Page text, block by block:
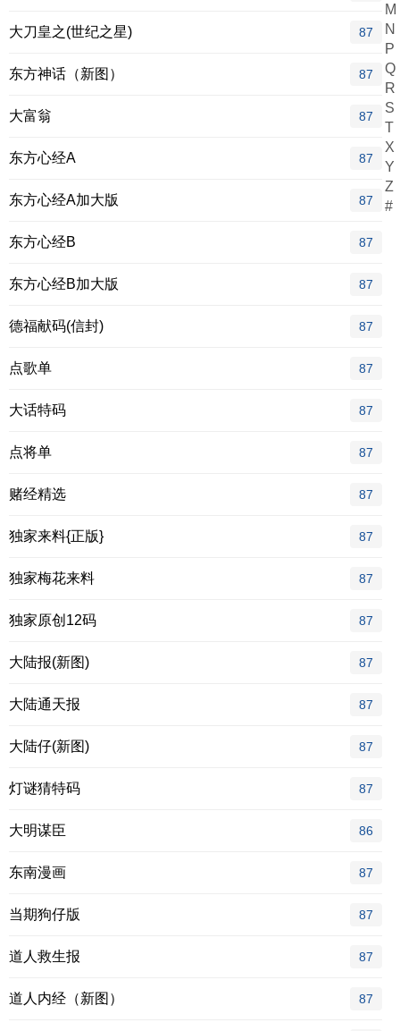
大刀皇之(世纪之星) 87
东方神话（新图） 87
大富翁 87
东方心经A 87
东方心经A加大版 87
东方心经B 87
东方心经B加大版 87
德福献码(信封) 87
点歌单 87
大话特码 87
点将单 87
赌经精选 87
独家来料{正版} 87
独家梅花来料 87
独家原创12码 87
大陆报(新图) 87
大陆通天报 87
大陆仔(新图) 87
灯谜猜特码 87
大明谋臣 86
东南漫画 87
当期狗仔版 87
道人救生报 87
道人内经（新图） 87
M
N
P
Q
R
S
T
X
Y
Z
#